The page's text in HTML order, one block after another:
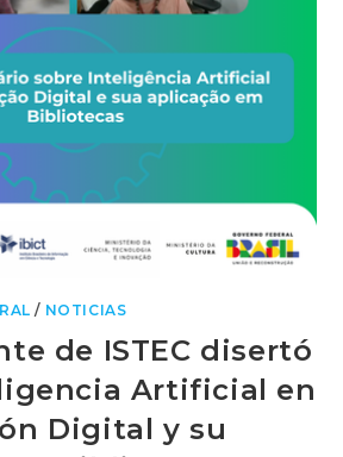
/ NOTICIAS
de ISTEC disertó
Artificial en
Digital y su